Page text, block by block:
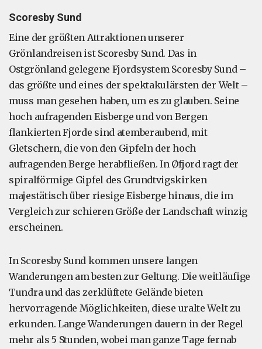
Scoresby Sund
Eine der größten Attraktionen unserer
Grönlandreisen ist Scoresby Sund. Das in
Ostgrönland gelegene Fjordsystem Scoresby Sund –
das größte und eines der spektakulärsten der Welt –
muss man gesehen haben, um es zu glauben. Seine
hoch aufragenden Eisberge und von Bergen
flankierten Fjorde sind atemberaubend, mit
Gletschern, die von den Gipfeln der hoch
aufragenden Berge herabfließen. In Øfjord ragt der
spiralförmige Gipfel des Grundtvigskirken
majestätisch über riesige Eisberge hinaus, die im
Vergleich zur schieren Größe der Landschaft winzig
erscheinen.
In Scoresby Sund kommen unsere langen
Wanderungen am besten zur Geltung. Die weitläufige
Tundra und das zerklüftete Gelände bieten
hervorragende Möglichkeiten, diese uralte Welt zu
erkunden. Lange Wanderungen dauern in der Regel
mehr als 5 Stunden, wobei man ganze Tage fernab